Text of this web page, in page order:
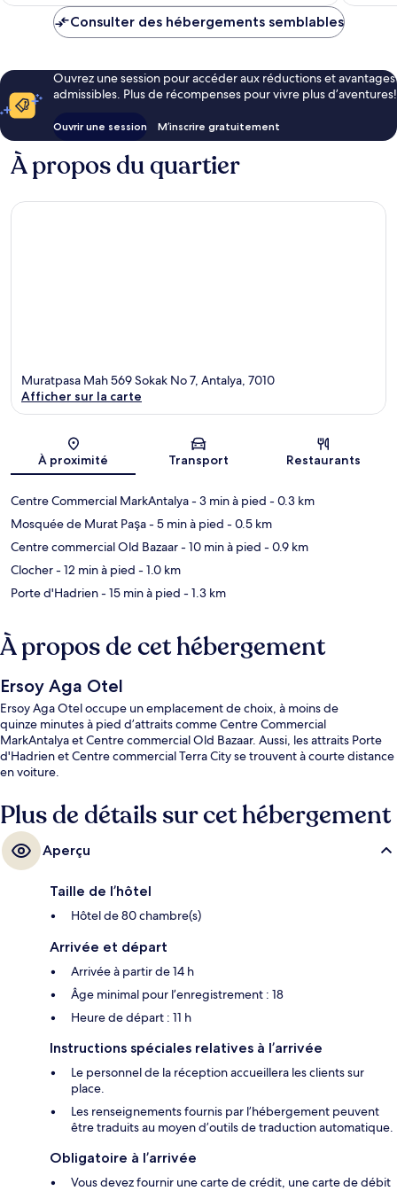
Consulter des hébergements semblables
Ouvrez une session pour accéder aux réductions et avantages
admissibles. Plus de récompenses pour vivre plus d’aventures!
Ouvrir une session M’inscrire gratuitement
À propos du quartier
Carte
Muratpasa Mah 569 Sokak No 7, Antalya, 7010
Afficher sur la carte
À proximité Transport Restaurants
Centre Commercial MarkAntalya- 3 min à pied - 0.3 km
Mosquée de Murat Paşa- 5 min à pied - 0.5 km
Centre commercial Old Bazaar- 10 min à pied - 0.9 km
Clocher- 12 min à pied - 1.0 km
Porte d'Hadrien- 15 min à pied - 1.3 km
À propos de cet hébergement
Ersoy Aga Otel
Ersoy Aga Otel occupe un emplacement de choix, à moins de
quinze minutes à pied d’attraits comme Centre Commercial
MarkAntalya et Centre commercial Old Bazaar. Aussi, les attraits Porte
d'Hadrien et Centre commercial Terra City se trouvent à courte distance
en voiture.
Plus de détails sur cet hébergement
Aperçu
Taille de l’hôtel
Hôtel de 80 chambre(s)
Arrivée et départ
Arrivée à partir de 14 h
Âge minimal pour l’enregistrement : 18
Heure de départ : 11 h
Instructions spéciales relatives à l’arrivée
Le personnel de la réception accueillera les clients sur
place.
Les renseignements fournis par l’hébergement peuvent
être traduits au moyen d’outils de traduction automatique.
Obligatoire à l’arrivée
Vous devez fournir une carte de crédit, une carte de débit